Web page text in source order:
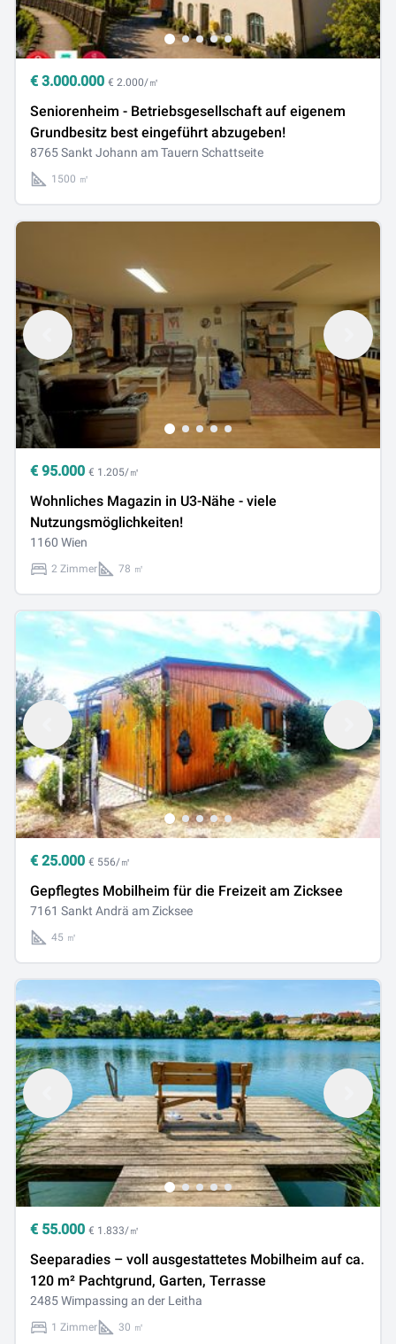
€ 3.000.000 € 2.000/㎡
Seniorenheim - Betriebsgesellschaft auf eigenem
Grundbesitz best eingeführt abzugeben!
8765 Sankt Johann am Tauern Schattseite
1500 ㎡
€ 95.000 € 1.205/㎡
Wohnliches Magazin in U3-Nähe - viele
Nutzungsmöglichkeiten!
1160 Wien
2 Zimmer 78 ㎡
€ 25.000 € 556/㎡
Gepflegtes Mobilheim für die Freizeit am Zicksee
7161 Sankt Andrä am Zicksee
45 ㎡
€ 55.000 € 1.833/㎡
Seeparadies – voll ausgestattetes Mobilheim auf ca.
120 m² Pachtgrund, Garten, Terrasse
2485 Wimpassing an der Leitha
1 Zimmer 30 ㎡